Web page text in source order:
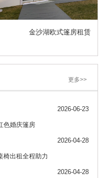
金沙湖欧式篷房租赁
更多>>
2026-06-23
色婚庆篷房
2026-04-28
椅出租全程助力
2026-04-28